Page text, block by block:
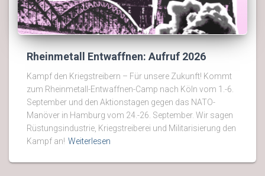
Rheinmetall Entwaffnen: Aufruf 2026
Kampf den Kriegstreibern – Für unsere Zukunft! Kommt
zum Rheinmetall-Entwaffnen-Camp nach Köln vom 1.-6.
September und den Aktionstagen gegen das NATO-
Manöver in Hamburg vom 24.-26. September. Wir sagen
Rüstungsindustrie, Kriegstreiberei und Militarisierung den
Kampf an! Weiterlesen